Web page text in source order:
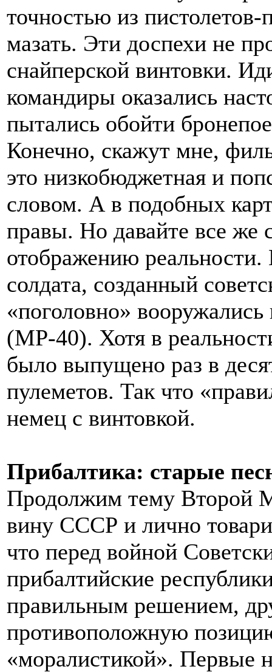
точностью из
мазать. Эти доспехи не
снайперской винтовки.
командиры оказались
пытались обойти
Конечно, скажут мне,
это низкобюджетная и
словом. А в подобных
правы. Но давайте все же
отображению
солдата, созданный
«поголовно»
(MP-40). Хотя в
было выпущено раз в
пулеметов. Так что
немец с винтовкой.
Прибалтика: старые
Продолжим тему Второй
вину СССР и лично
что перед войной
прибалтийские
правильным решением,
противоположную
«моралистикой». Первые